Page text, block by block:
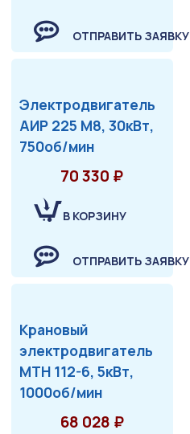
ОТПРАВИТЬ ЗАЯВКУ
Электродвигатель
АИР 225 М8, 30кВт,
750об/мин
70 330 ₽
В КОРЗИНУ
ОТПРАВИТЬ ЗАЯВКУ
Крановый
электродвигатель
МТН 112-6, 5кВт,
1000об/мин
68 028 ₽